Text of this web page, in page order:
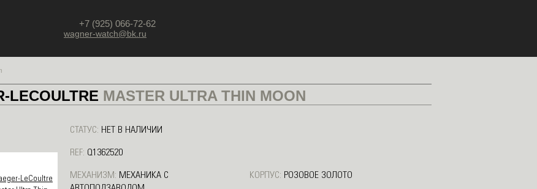
+7 (925) 066-72-62
wagner-watch@bk.ru
LECOULTRE MASTER ULTRA THIN MOON
СТАТУС: НЕТ В НАЛИЧИИ
REF: Q1362520
МЕХАНИЗМ: МЕХАНИКА С
КОРПУС: РОЗОВОЕ ЗОЛОТО